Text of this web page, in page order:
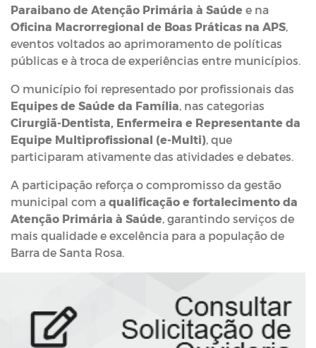
Paraibano de Atenção Primária à Saúde e na
Oficina Macrorregional de Boas Práticas na APS,
eventos voltados ao aprimoramento de políticas
públicas e à troca de experiências entre municípios.
O município foi representado por profissionais das
Equipes de Saúde da Família, nas categorias
Cirurgiã-Dentista, Enfermeira e Representante da
Equipe Multiprofissional (e-Multi), que
participaram ativamente das atividades e debates.
A participação reforça o compromisso da gestão
municipal com a qualificação e fortalecimento da
Atenção Primária à Saúde, garantindo serviços de
mais qualidade e excelência para a população de
Barra de Santa Rosa.